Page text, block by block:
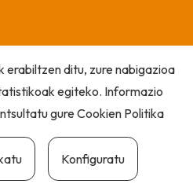
erabiltzen ditu, zure nabigazioa
egiteko. Informazio
gureCookien Politika
Konfiguratu